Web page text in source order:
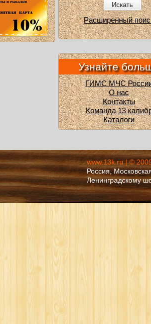
Искать
Расширенный
Узнайте
ГИМС МЧС
О нас
Контакты
Команда 13
Каталоги
www.13k.ru | ©
Россия,
Ленинградскому